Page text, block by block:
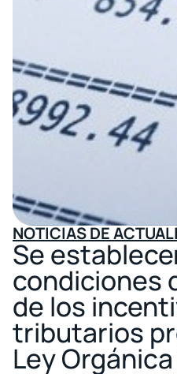
NOTICIAS DE
Se
condiciones
de los
tributarios
Ley